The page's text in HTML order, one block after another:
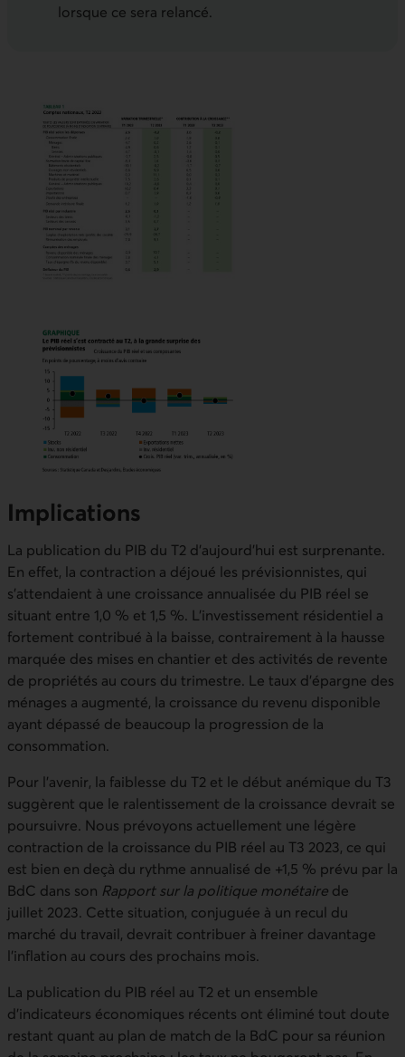
lorsque ce sera relancé.
Implications
La publication du PIB du T2 d’aujourd’hui est surprenante.
En effet, la contraction a déjoué les prévisionnistes, qui
s’attendaient à une croissance annualisée du PIB réel se
situant entre 1,0 % et 1,5 %. L’investissement résidentiel a
fortement contribué à la baisse, contrairement à la hausse
marquée des mises en chantier et des activités de revente
de propriétés au cours du trimestre. Le taux d’épargne des
ménages a augmenté, la croissance du revenu disponible
ayant dépassé de beaucoup la progression de la
consommation.
Pour l’avenir, la faiblesse du T2 et le début anémique du T3
suggèrent que le ralentissement de la croissance devrait se
poursuivre. Nous prévoyons actuellement une légère
contraction de la croissance du PIB réel au T3 2023, ce qui
est bien en deçà du rythme annualisé de +1,5 % prévu par la
BdC dans son Rapport sur la politique monétaire de
juillet 2023. Cette situation, conjuguée à un recul du
marché du travail, devrait contribuer à freiner davantage
l’inflation au cours des prochains mois.
La publication du PIB réel au T2 et un ensemble
d’indicateurs économiques récents ont éliminé tout doute
restant quant au plan de match de la BdC pour sa réunion